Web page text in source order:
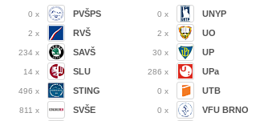
0 x
2 x
234 x
14 x
496 x
811 x
PVŠPS 0 x
RVŠ 2 x
SAVŠ 30 x
SLU 286 x
STING 0 x
SVŠE 0 x
UNYP
UO
UP
UPa
UTB
VFU BRNO